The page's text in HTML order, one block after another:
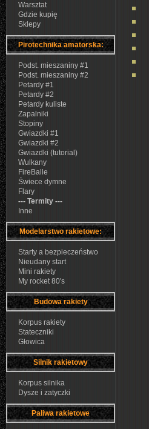
Warsztat
Gdzie kupię
Sklepy
Pirotechnika amatorska:
Podst. mieszaniny #1
Podst. mieszaniny #2
Petardy #1
Petardy #2
Petardy kuliste
Zapalniki
Stopiny
Gwiazdki #1
Gwiazdki #2
Gwiazdki (tutorial)
Wulkany
FireBalle
Świece dymne
Flary
--- Termity ---
Inne
Modelarstwo rakietowe:
Starty a bezpieczeństwo
Nieudany start
Mini rakiety
My rocket 80's
Budowa rakiety
Korpus rakiety
Stateczniki
Głowica
Silnik rakietowy
Korpus silnika
Dysze i zatyczki
Paliwa rakietowe